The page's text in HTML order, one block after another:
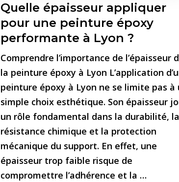
Quelle épaisseur appliquer
pour une peinture époxy
performante à Lyon ?
Comprendre l’importance de l’épaisseur
la peinture époxy à Lyon L’application
peinture époxy à Lyon ne se limite pas à
simple choix esthétique. Son épaisseur
un rôle fondamental dans la durabilité, la
résistance chimique et la protection
mécanique du support. En effet, une
épaisseur trop faible risque de
compromettre l’adhérence et la …